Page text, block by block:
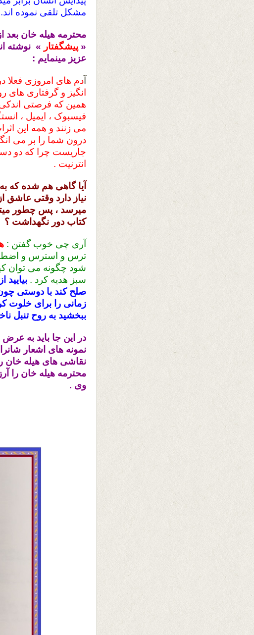
مشکل تلقی نموده اند.
محترمه هیله خان بعد
« پیشگفتار » نوشته
عزیز مینمایم :
دم های امروزی فعلا
انگیز و گرفتاری
همین که فرصتی
فیسبوک ، ایمیل ،
می زنند و همه این
درون شما را بر می
جاریست چرا که دو
انترنیت .
آیا گاهی هم شده که
نیاز دارد وقتی
میرسد ، پس چطور
کتاب دور نگهداشت ؟
آری چی خوب گفتن :
ترس و استرس و
شود چگونه می توان
سبز هدیه کرد .
صلح کند با دوستی
زمانی را برای خلوت
ببخشید به روح تنبل
در این جا باید به
نمونه های اشعار
نقاشی های هیله خان
محترمه هیله خان را
وی .